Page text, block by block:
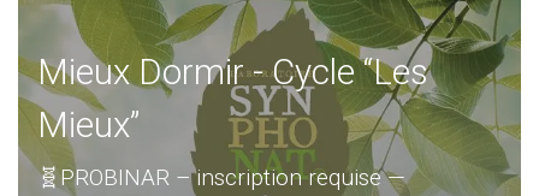
Mieux Dormir - Cycle “Les
Mieux”
🧬PROBINAR – inscription requise —